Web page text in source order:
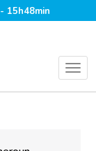
15h48min